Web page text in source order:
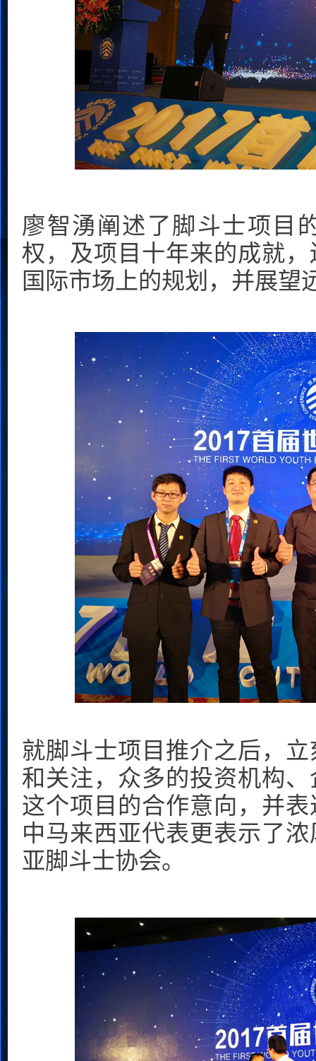
廖智湧阐述了脚斗士项目
权，及项目十年来的成就
国际市场上的规划，并展望
就脚斗士项目推介之后，
和关注，众多的投资机构
这个项目的合作意向，并
中马来西亚代表更表示了
亚脚斗士协会。